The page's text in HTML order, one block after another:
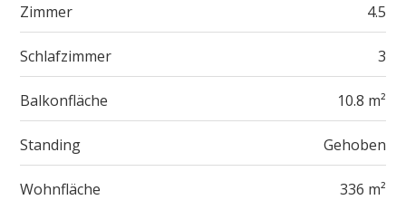
Zimmer 4.5
Schlafzimmer 3
Balkonfläche 10.8 m²
Standing Gehoben
Wohnfläche 336 m²